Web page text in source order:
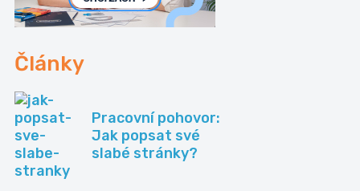
Články
Pracovní pohovor:
Jak popsat své
slabé stránky?